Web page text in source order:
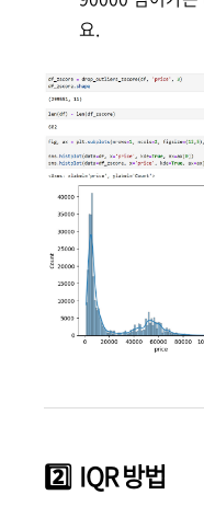
요.
2️⃣ IQR 방법